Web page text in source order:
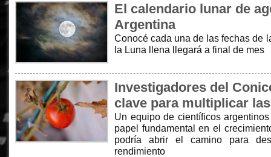
El calendario lunar de
Argentina
Conocé cada una de las fechas de
la Luna llena llegará a final de mes
Investigadores del
clave para multiplicar
Un equipo de científicos
papel fundamental en el
podría abrir el camino para
rendimiento